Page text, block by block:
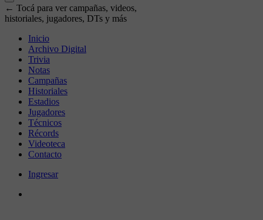
← Tocá para ver campañas, videos,
historiales, jugadores, DTs y más
Inicio
Archivo Digital
Trivia
Notas
Campañas
Historiales
Estadios
Jugadores
Técnicos
Récords
Videoteca
Contacto
Ingresar